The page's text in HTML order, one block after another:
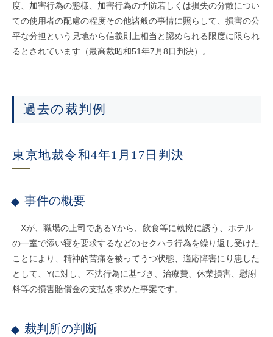
度、加害行為の態様、加害行為の予防若しくは損失の分散につい
ての使用者の配慮の程度その他諸般の事情に照らして、損害の公
平な分担という見地から信義則上相当と認められる限度に限られ
るとされています（最高裁昭和51年7月8日判決）。
過去の裁判例
東京地裁令和4年1月17日判決
事件の概要
Xが、職場の上司であるYから、飲食等に執拗に誘う、ホテル
の一室で添い寝を要求するなどのセクハラ行為を繰り返し受けた
ことにより、精神的苦痛を被ってうつ状態、適応障害にり患した
として、Yに対し、不法行為に基づき、治療費、休業損害、慰謝
料等の損害賠償金の支払を求めた事案です。
裁判所の判断